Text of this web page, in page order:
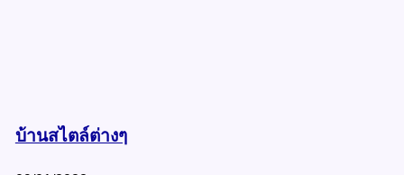
บ้านสไตล์ต่างๆ